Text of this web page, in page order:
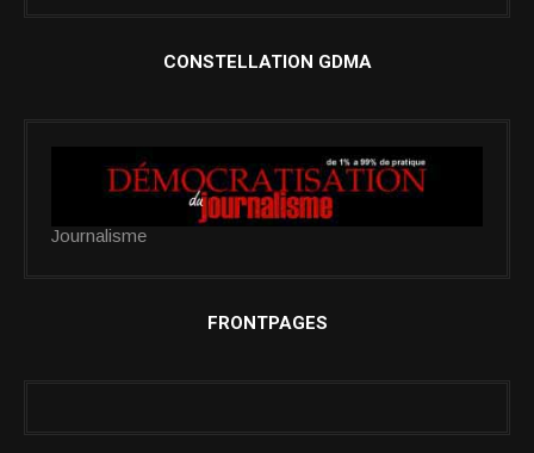
CONSTELLATION GDMA
Journalisme
FRONTPAGES